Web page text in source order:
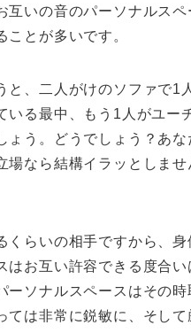
互いの音のパーソナルスペ
ことが多いです。
と、二人がけのソファで1
いる最中、もう1人がユー
ょう。どうでしょう？あな
場なら結構イラッとしませ
くらいの相手ですから、身
はお互い許容できる度合い
ーソナルスペースはその時
ては非常に鋭敏に、そして